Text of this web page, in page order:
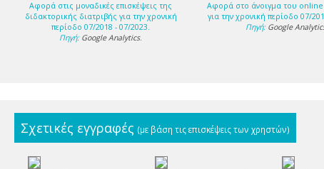
Αφορά στις μοναδικές επισκέψεις της
διδακτορικής διατριβής για την χρονική
περίοδο 07/2018 - 07/2023.
Πηγή: Google Analytics.
Αφορά στο άνοιγμα του online
για την χρονική περίοδο 07/
Πηγή: Google
Σχετικές εγγραφές (με βάση τις επισκέψεις των χρηστών)